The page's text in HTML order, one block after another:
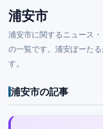
浦安市
浦安市に関するニュース
の一覧です。浦安ぽーた
す。
浦安市の記事